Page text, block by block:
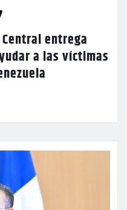
entrega
a las víctimas